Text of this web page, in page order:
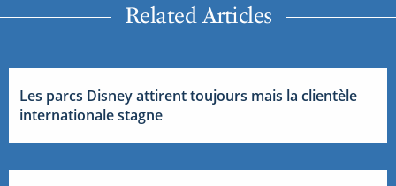
Related Articles
Les parcs Disney attirent toujours mais la clientèle
internationale stagne